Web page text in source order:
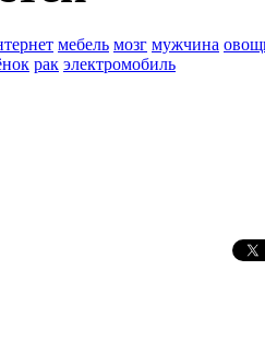
мебель мозг мужчина
рак электромобиль